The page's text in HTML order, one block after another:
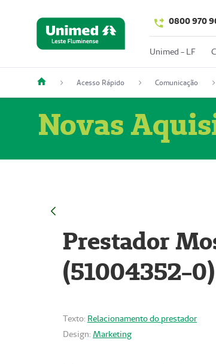
0800 970
Unimed - LF
Acesso Rápido Comunicação
Novas
Prestador
(51004352-0)
Texto: Relacionamento do prestador
Design: Marketing